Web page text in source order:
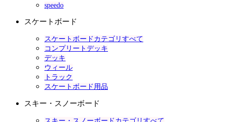
speedo
スケートボード
スケートボードカテゴリすべて
コンプリートデッキ
デッキ
ウィール
トラック
スケートボード用品
スキー・スノーボード